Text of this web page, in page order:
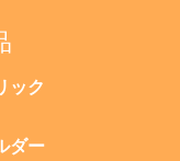
ック
ダー